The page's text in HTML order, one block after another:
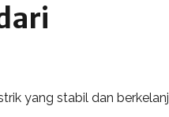
yang stabil dan